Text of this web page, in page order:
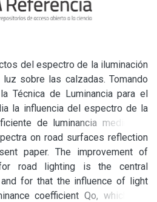
del espectro de la iluminación
sobre las calzadas. Tomando
Técnica de Luminancia para el
la influencia del espectro de la
de luminancia medio Qo,
claridad” de la calzada. Los
inferir cierta “selectividad
de la luz blanca del led en las
a autopistas de zonas
Aires (Argentina). Esta
on road surfaces reflection
paper. The improvement of
for road lighting is the central
for that the influence of light
coefficient Qo, which can